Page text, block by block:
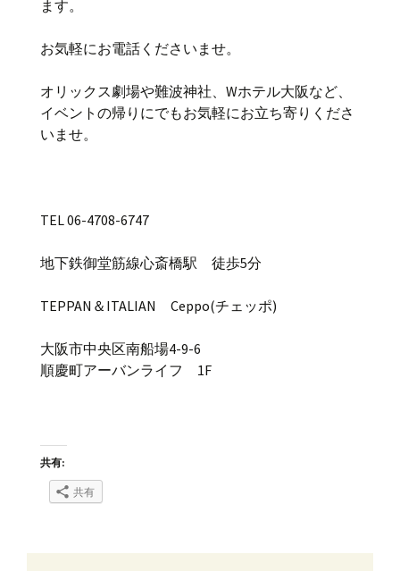
ます。
お気軽にお電話くださいませ。
オリックス劇場や難波神社、Wホテル大阪など、
イベントの帰りにでもお気軽にお立ち寄りくださ
いませ。
TEL 06-4708-6747
地下鉄御堂筋線心斎橋駅 徒歩5分
TEPPAN＆ITALIAN Ceppo(チェッポ)
大阪市中央区南船場4-9-6
順慶町アーバンライフ 1F
共有:
共有